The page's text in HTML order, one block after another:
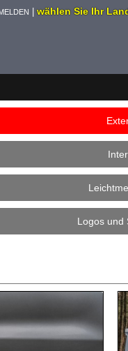
|wählen Sie Ihr
Logos und